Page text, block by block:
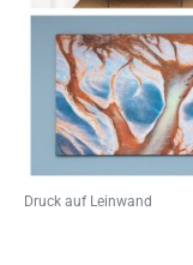
Druck auf Leinwand